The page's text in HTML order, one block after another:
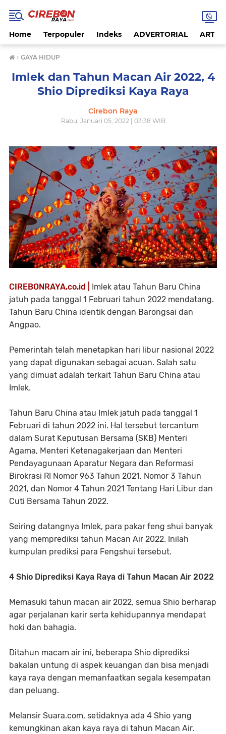
Home Terpopuler Indeks ADVERTORIAL
› GAYA HIDUP
Imlek dan Tahun Macan Air 2022, 4
Shio Diprediksi Kaya Raya
Cirebon Raya
Rabu, Januari 05, 2022 | 03:38 WIB
CIREBONRAYA.co.id |
Imlek atau Tahun Baru China
jatuh pada tanggal 1 Februari tahun 2022 mendatang.
Tahun Baru China identik dengan Barongsai dan
Angpao.
Pemerintah telah menetapkan hari libur nasional 2022
yang dapat digunakan sebagai acuan. Salah satu
yang dimuat adalah terkait Tahun Baru China atau
Imlek.
Tahun Baru China atau Imlek jatuh pada tanggal 1
Februari di tahun 2022 ini. Hal tersebut tercantum
dalam Surat Keputusan Bersama (SKB) Menteri
Agama, Menteri Ketenagakerjaan dan Menteri
Pendayagunaan Aparatur Negara dan Reformasi
Birokrasi RI Nomor 963 Tahun 2021, Nomor 3 Tahun
2021, dan Nomor 4 Tahun 2021 Tentang Hari Libur dan
Cuti Bersama Tahun 2022.
Seiring datangnya Imlek, para pakar feng shui banyak
yang memprediksi tahun Macan Air 2022. Inilah
kumpulan prediksi para Fengshui tersebut.
4 Shio Diprediksi Kaya Raya di Tahun Macan Air 2022
Memasuki tahun macan air 2022, semua Shio berharap
agar perjalanan karir serta kehidupannya mendapat
hoki dan bahagia.
Ditahun macam air ini, beberapa Shio diprediksi
bakalan untung di aspek keuangan dan bisa menjadi
kaya raya dengan memanfaatkan segala kesempatan
dan peluang.
Melansir Suara.com, setidaknya ada 4 Shio yang
kemungkinan akan kaya raya di tahun Macan Air.